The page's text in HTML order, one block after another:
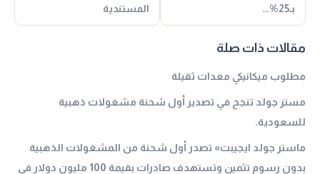
بـ25%…
المستندية
مقالات ذات صلة
مطلوب ميكانيكي معدات ثقيلة
مستر جولد تنجح في تصدير أول شحنة مشغولات ذهبية
للسعودية.
ماستر جولد ايجيبت» تصدر أول شحنة من المشغولات الذهبية
بدون رسوم تثمين وتستهدف صادرات بقيمة 100 مليون دولار في